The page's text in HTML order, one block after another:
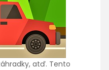
atď. Tento